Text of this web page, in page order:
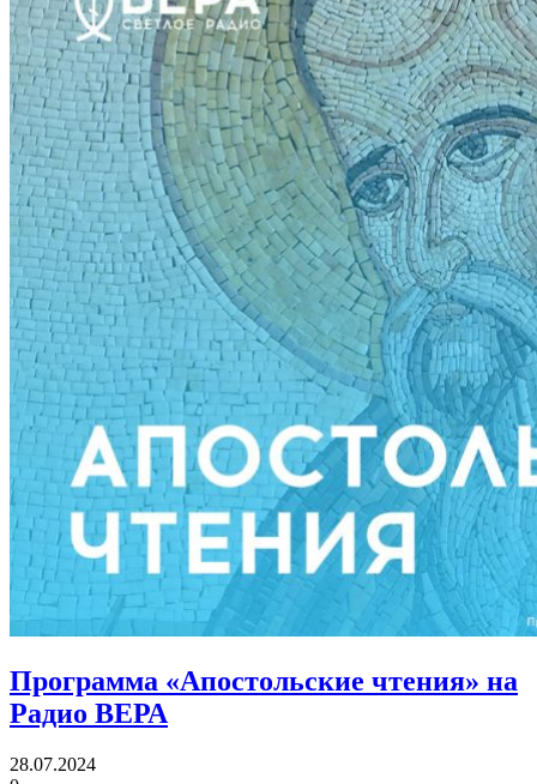
Программа «Апостольские чтения» на
Радио ВЕРА
28.07.2024